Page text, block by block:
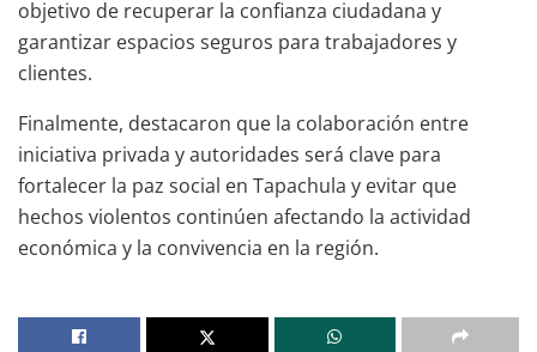
objetivo de recuperar la confianza ciudadana y
garantizar espacios seguros para trabajadores y
clientes.
Finalmente, destacaron que la colaboración entre
iniciativa privada y autoridades será clave para
fortalecer la paz social en Tapachula y evitar que
hechos violentos continúen afectando la actividad
económica y la convivencia en la región.